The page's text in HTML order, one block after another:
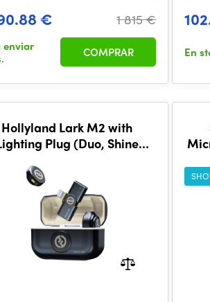
€ 1 815 €
enviar
COMPRAR En
Hollyland Lark M2 with
Plug (Duo, Shine